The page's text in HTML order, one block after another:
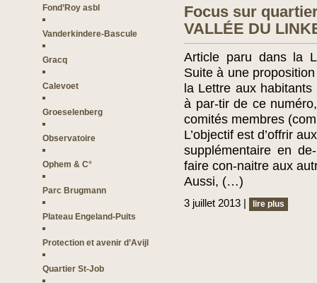
Fond’Roy asbl
Vanderkindere-Bascule
Gracq
Calevoet
Groeselenberg
Observatoire
Ophem & C°
Parc Brugmann
Plateau Engeland-Puits
Protection et avenir d’Avijl
Quartier St-Job
Focus sur
VALLÉE DU
Article paru dans la
Suite à une
la Lettre aux
à par-tir de ce
comités membres
L’objectif est d’offrir
supplémentaire en
faire con-naitre aux
Aussi, (…)
3 juillet 2013 | lire plus